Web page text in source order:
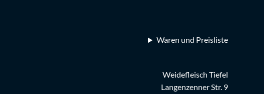
Waren und Preisliste
Weidefleisch Tiefel
Langenzenner Str. 9